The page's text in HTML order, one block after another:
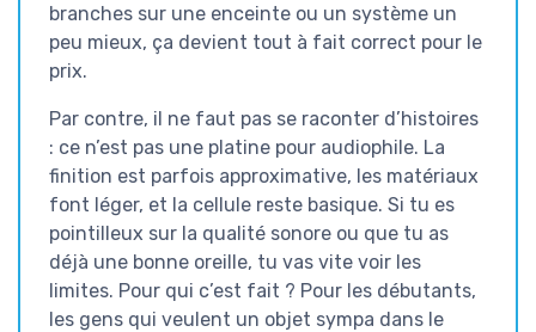
branches sur une enceinte ou un système un
peu mieux, ça devient tout à fait correct pour le
prix.
Par contre, il ne faut pas se raconter d’histoires
: ce n’est pas une platine pour audiophile. La
finition est parfois approximative, les matériaux
font léger, et la cellule reste basique. Si tu es
pointilleux sur la qualité sonore ou que tu as
déjà une bonne oreille, tu vas vite voir les
limites. Pour qui c’est fait ? Pour les débutants,
les gens qui veulent un objet sympa dans le